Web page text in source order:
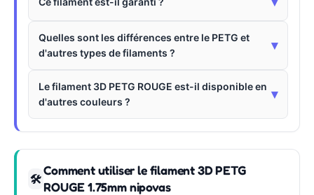
Quelles sont les différences entre le PETG et
d'autres types de filaments ?
▾
Le filament 3D PETG ROUGE est-il disponible en
d'autres couleurs ?
▾
🛠
Comment utiliser le filament 3D PETG
ROUGE 1.75mm nipovas